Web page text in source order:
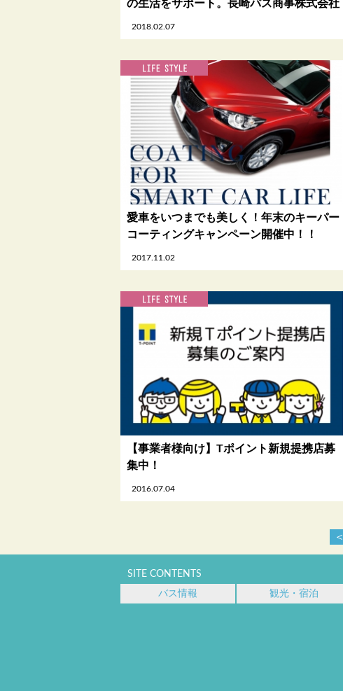
2018.02.07
の生活をサポート。長崎バス商事株式会社
2017.11.02
愛車をいつまでも美しく！年末のキーパー
コーティングキャンペーン開催中！！
2016.07.04
【事業者様向け】Tポイント新規提携店募
集中！
＜
SITE CONTENTS
バス情報 観光・宿泊